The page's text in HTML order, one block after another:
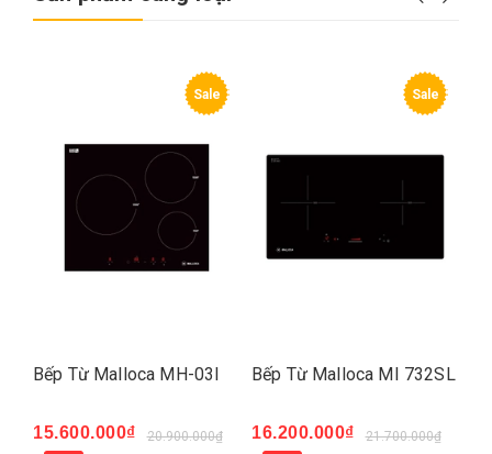
Sale
Bếp Từ Malloca MH-03I
15.600.000₫ 20.900.000₫
Sale
Bếp Từ Malloca MI 732SL
16.200.000₫ 21.700.000₫